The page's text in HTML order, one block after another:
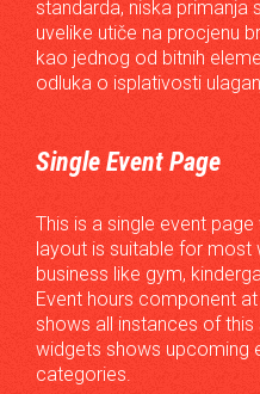
standarda, niska primanja
uvelike utiče na procjenu
kao jednog od bitnih
odluka o isplativosti
Single Event Page
This is a single event
layout is suitable for
business like gym,
Event hours component
shows all instances of this
widgets shows upcoming
categories.